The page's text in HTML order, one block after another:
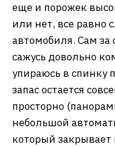
еще и порожек
или нет, все равно
автомобиля. Сам за
сажусь довольно
упираюсь в спинку
запас остается
просторно
небольшой
который